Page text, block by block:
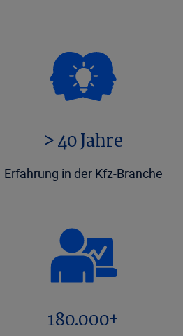
> 40 Jahre
Erfahrung in der Kfz-Branche
180.000+